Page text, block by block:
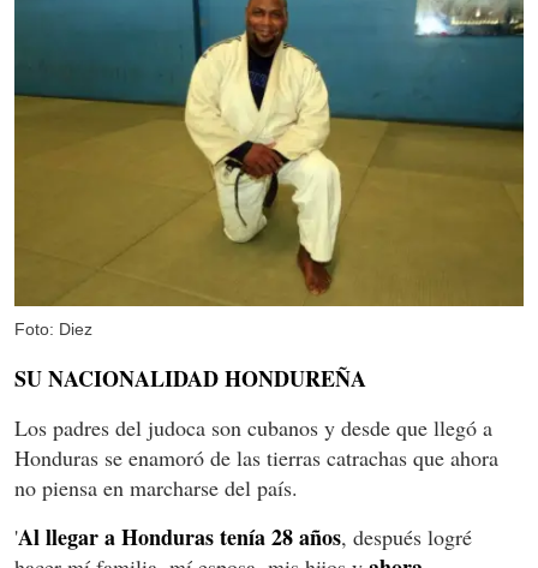
Foto: Diez
SU NACIONALIDAD HONDUREÑA
Los padres del judoca son cubanos y desde que llegó a
Honduras se enamoró de las tierras catrachas que ahora
no piensa en marcharse del país.
'Al llegar a Honduras tenía 28 años, después logré